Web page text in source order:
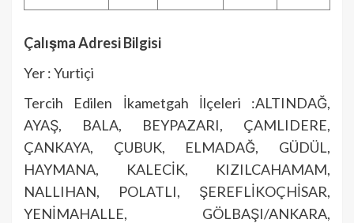
Çalışma Adresi Bilgisi
Yer : Yurtiçi
Tercih Edilen İkametgah İlçeleri :ALTINDAĞ,
AYAŞ, BALA, BEYPAZARI, ÇAMLIDERE,
ÇANKAYA, ÇUBUK, ELMADAĞ, GÜDÜL,
HAYMANA, KALECİK, KIZILCAHAMAM,
NALLIHAN, POLATLI, ŞEREFLİKOÇHİSAR,
YENİMAHALLE, GÖLBAŞI/ANKARA,